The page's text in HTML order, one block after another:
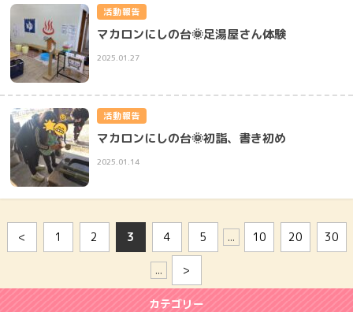
活動報告
マカロンにしの台🌞足湯屋さん体験
2025.01.27
活動報告
マカロンにしの台🌞初詣、書き初め
2025.01.14
< 1 2 3 4 5 ... 10 20 30
... >
カテゴリー